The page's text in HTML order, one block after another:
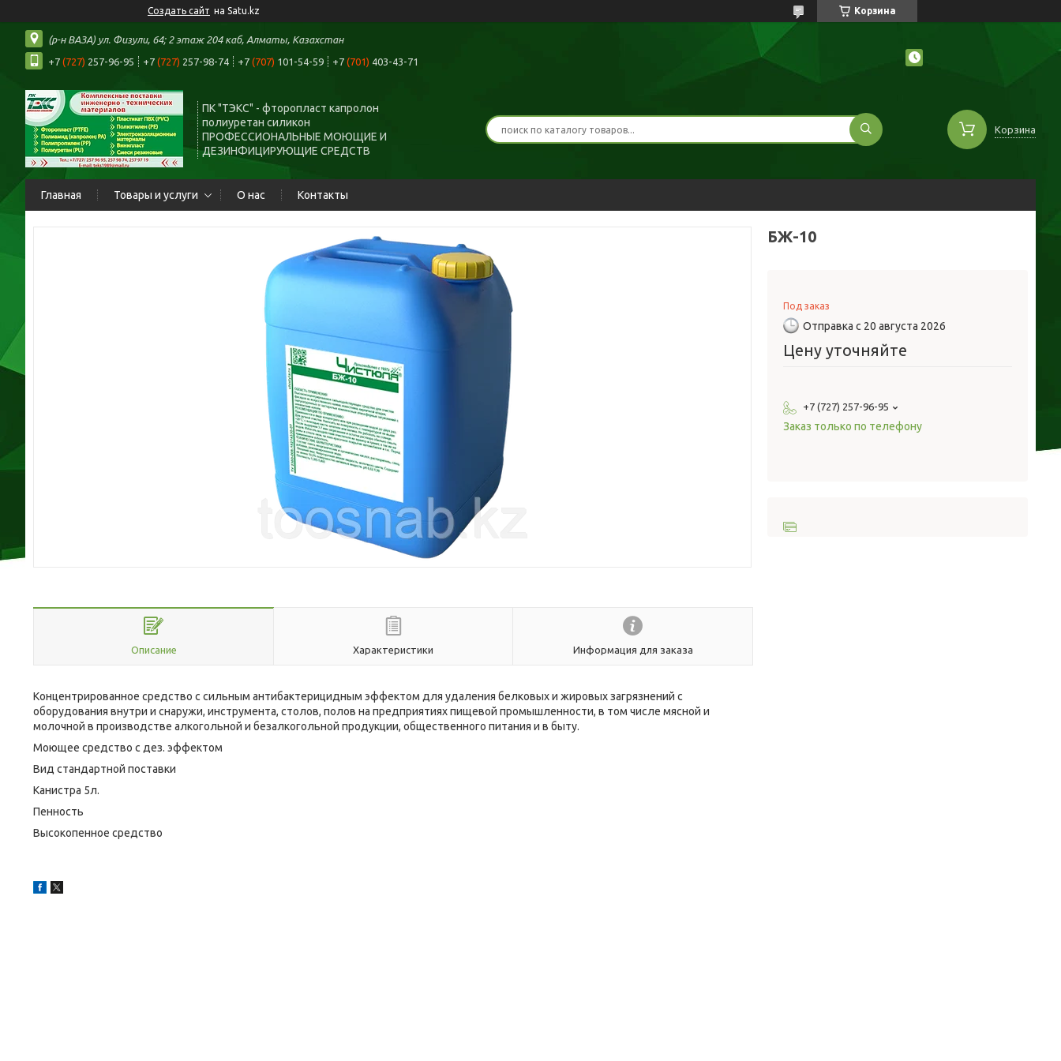
Создать сайт на Satu.kz Корзина
(р-н ВАЗА) ул. Физули, 64; 2 этаж 204 каб, Алматы, Казахстан
+7 (727) 257-96-95 +7 (727) 257-98-74 +7 (707) 101-54-59 +7 (701) 403-43-71
ПК "ТЭКС" - фторопласт капролон
полиуретан силикон
ПРОФЕССИОНАЛЬНЫЕ МОЮЩИЕ И
ДЕЗИНФИЦИРУЮЩИЕ СРЕДСТВ
Корзина
Главная Товары и услуги О нас Контакты
Описание Характеристики Информация для заказа
Концентрированное средство с сильным антибактерицидным эффектом для удаления белковых и жировых загрязнений с
оборудования внутри и снаружи, инструмента, столов, полов на предприятиях пищевой промышленности, в том числе мясной и
молочной в производстве алкогольной и безалкогольной продукции, общественного питания и в быту.
Моющее средство с дез. эффектом
Вид стандартной поставки
Канистра 5л.
Пенность
Высокопенное средство
БЖ-10
Под заказ
Отправка с 20 августа 2026
Цену уточняйте
+7 (727) 257-96-95
Заказ только по телефону